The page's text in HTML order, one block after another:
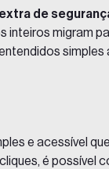
de
inteiros migram
e acessível
é possível